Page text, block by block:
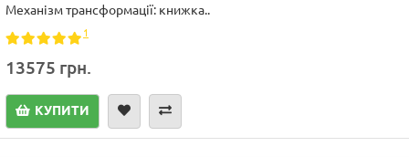
Механізм трансформації: книжка..
1
13575 грн.
КУПИТИ